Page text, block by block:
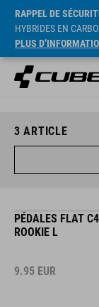
RAPPEL DE
HYBRIDES EN
PLUS
3 ARTICLE
PÉDALES FLAT
ROOKIE L
9.95 EUR